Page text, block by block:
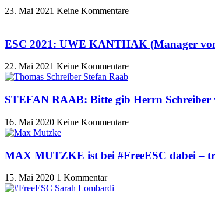
23. Mai 2021 Keine Kommentare
ESC 2021: UWE KANTHAK (Manager
22. Mai 2021 Keine Kommentare
STEFAN RAAB: Bitte gib Herrn Schreiber
16. Mai 2020 Keine Kommentare
MAX MUTZKE ist bei #FreeESC dabei –
15. Mai 2020 1 Kommentar